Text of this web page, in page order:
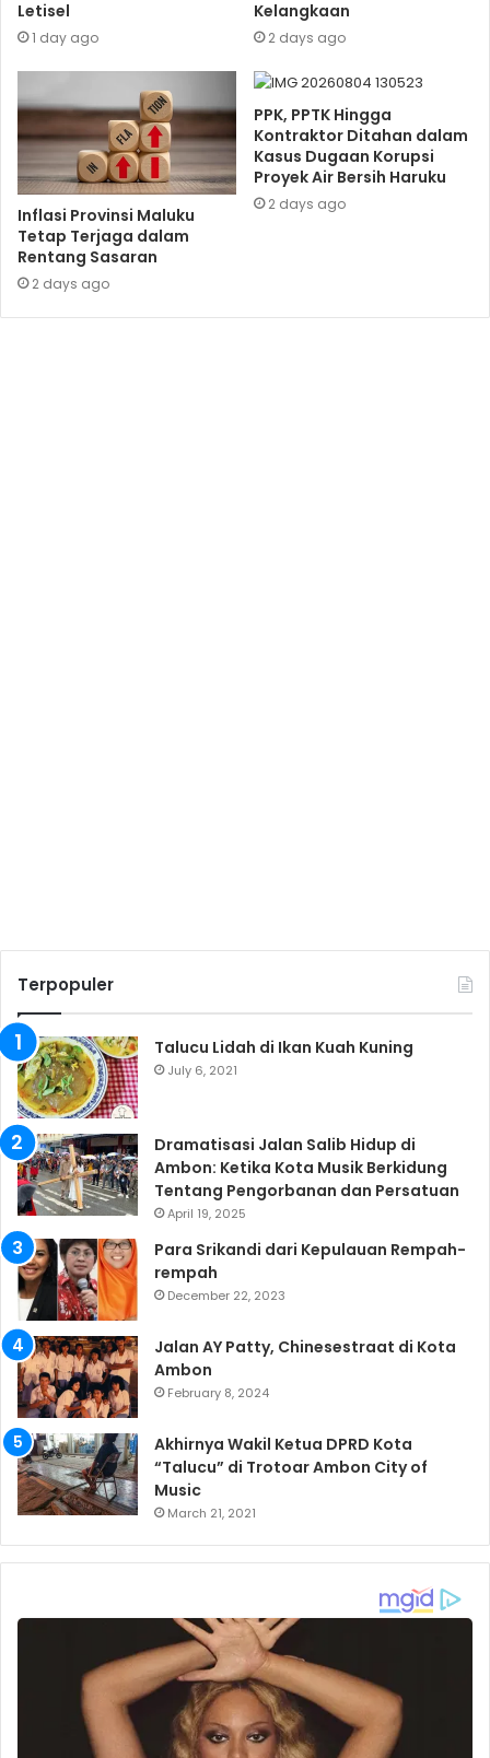
Letisel
1 day ago
Kelangkaan
2 days ago
Inflasi Provinsi Maluku
Tetap Terjaga dalam
Rentang Sasaran
2 days ago
PPK, PPTK Hingga
Kontraktor Ditahan dalam
Kasus Dugaan Korupsi
Proyek Air Bersih Haruku
2 days ago
Terpopuler
Talucu Lidah di Ikan Kuah Kuning
July 6, 2021
Dramatisasi Jalan Salib Hidup di
Ambon: Ketika Kota Musik Berkidung
Tentang Pengorbanan dan Persatuan
April 19, 2025
Para Srikandi dari Kepulauan Rempah-
rempah
December 22, 2023
Jalan AY Patty, Chinesestraat di Kota
Ambon
February 8, 2024
Akhirnya Wakil Ketua DPRD Kota
“Talucu” di Trotoar Ambon City of
Music
March 21, 2021